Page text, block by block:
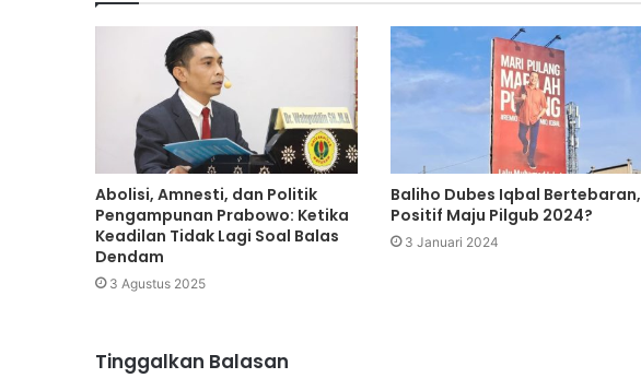
Abolisi, Amnesti, dan Politik
Pengampunan Prabowo: Ketika
Keadilan Tidak Lagi Soal Balas
Dendam
3 Agustus 2025
Baliho Dubes Iqbal Bertebaran,
Positif Maju Pilgub 2024?
3 Januari 2024
Tinggalkan Balasan